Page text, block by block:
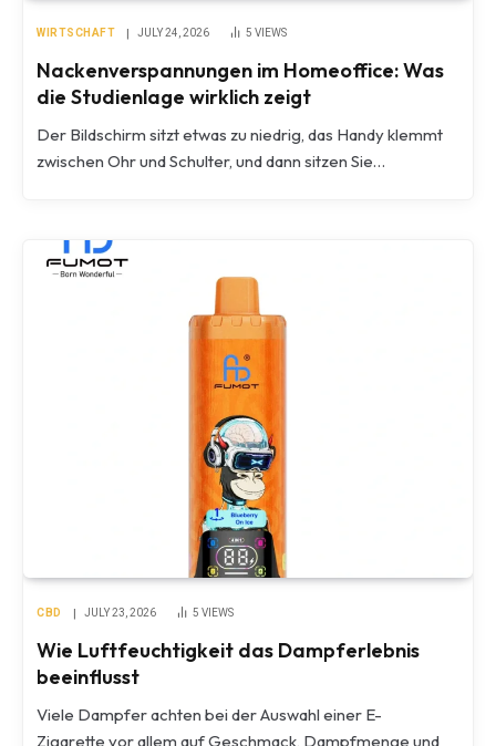
WIRTSCHAFT JULY 24, 2026 5 VIEWS
Nackenverspannungen im Homeoffice: Was
die Studienlage wirklich zeigt
Der Bildschirm sitzt etwas zu niedrig, das Handy klemmt
zwischen Ohr und Schulter, und dann sitzen Sie…
CBD JULY 23, 2026 5 VIEWS
Wie Luftfeuchtigkeit das Dampferlebnis
beeinflusst
Viele Dampfer achten bei der Auswahl einer E-
Zigarette vor allem auf Geschmack, Dampfmenge und